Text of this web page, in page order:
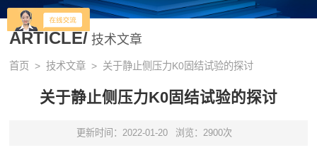
ARTICLE/ 技术文章
首页 >技术文章 > 关于静止侧压力K0固结试验的探讨
关于静止侧压力K0固结试验的探讨
更新时间：2022-01-20 浏览：2900次